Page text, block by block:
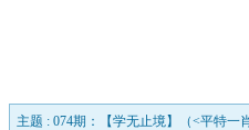
主题 : 074期：【学无止境】（<平特一